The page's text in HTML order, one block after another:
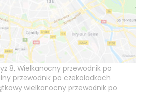
8, Wielkanocny przewodnik po
przewodnik po czekoladkach
wielkanocny przewodnik po